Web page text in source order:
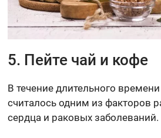
5. Пейте чай и кофе
В течение длительного
считалось одним из факторов
сердца и раковых заболеваний.